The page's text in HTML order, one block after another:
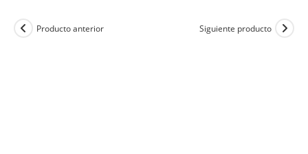
Producto anterior Siguiente producto